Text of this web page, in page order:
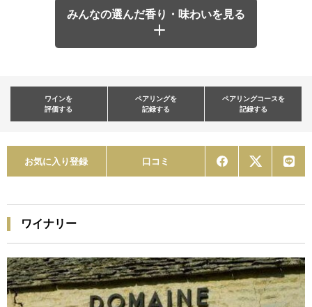
みんなの選んだ香り・味わいを見る
ワインを
評価する
ペアリングを
記録する
ペアリングコースを
記録する
お気に入り登録 口コミ
ワイナリー